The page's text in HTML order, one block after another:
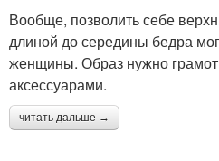
Вообще, позволить себе
длиной до середины бедра
женщины. Образ нужно
аксессуарами.
читать дальше →